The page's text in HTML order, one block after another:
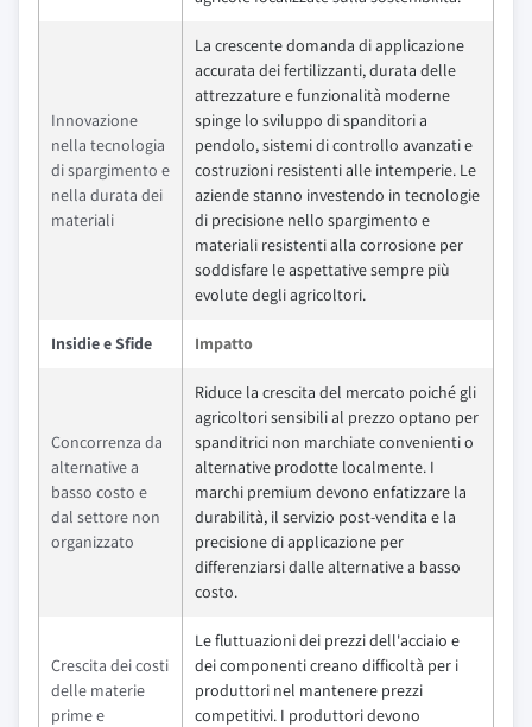
Innovazione
nella tecnologia
di spargimento e
nella durata dei
materiali
La crescente domanda di applicazione
accurata dei fertilizzanti, durata delle
attrezzature e funzionalità moderne
spinge lo sviluppo di spanditori a
pendolo, sistemi di controllo avanzati e
costruzioni resistenti alle intemperie. Le
aziende stanno investendo in tecnologie
di precisione nello spargimento e
materiali resistenti alla corrosione per
soddisfare le aspettative sempre più
evolute degli agricoltori.
Insidie e Sfide Impatto
Concorrenza da
alternative a
basso costo e
dal settore non
organizzato
Riduce la crescita del mercato poiché gli
agricoltori sensibili al prezzo optano per
spanditrici non marchiate convenienti o
alternative prodotte localmente. I
marchi premium devono enfatizzare la
durabilità, il servizio post-vendita e la
precisione di applicazione per
differenziarsi dalle alternative a basso
costo.
Crescita dei costi
delle materie
prime e
Le fluttuazioni dei prezzi dell'acciaio e
dei componenti creano difficoltà per i
produttori nel mantenere prezzi
competitivi. I produttori devono